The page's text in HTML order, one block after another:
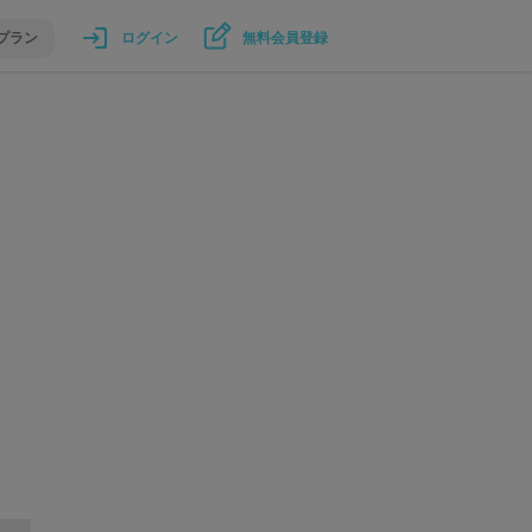
ラン ログイン 無料会員登録